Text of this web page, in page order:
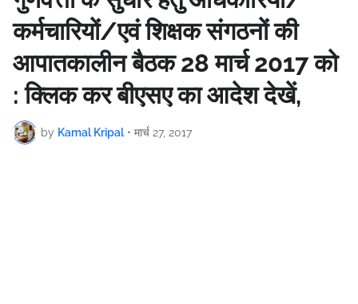
कर्मचारियों/एवं शिक्षक संगठनों की
आपातकालीन बैठक 28 मार्च 2017 को
: क्लिक कर बीएसए का आदेश देखें,
by Kamal Kripal • मार्च 27, 2017